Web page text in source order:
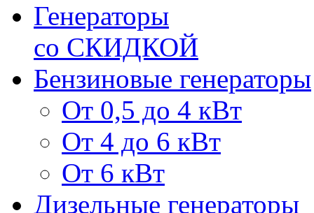
Генераторы
со СКИДКОЙ
Бензиновые генераторы
От 0,5 до 4 кВт
От 4 до 6 кВт
От 6 кВт
Дизельные генераторы